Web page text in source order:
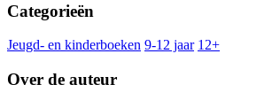
Categorieën
Jeugd- en kinderboeken 9-12 jaar 12+
Over de auteur